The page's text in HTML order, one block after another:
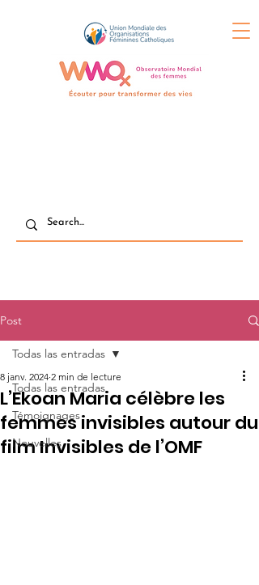
Post
Todas las entradas
Témoignages
Nouvelles
Todas las entradas
L’Ekoan Maria célèbre les
femmes invisibles autour du
film Invisibles de l’OMF
8 janv. 2024 2 min de lecture